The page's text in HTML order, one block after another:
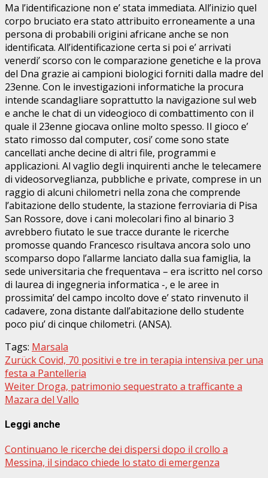
Ma l’identificazione non e’ stata immediata. All’inizio quel
corpo bruciato era stato attribuito erroneamente a una
persona di probabili origini africane anche se non
identificata. All’identificazione certa si poi e’ arrivati
venerdi’ scorso con le comparazione genetiche e la prova
del Dna grazie ai campioni biologici forniti dalla madre del
23enne. Con le investigazioni informatiche la procura
intende scandagliare soprattutto la navigazione sul web
e anche le chat di un videogioco di combattimento con il
quale il 23enne giocava online molto spesso. Il gioco e’
stato rimosso dal computer, cosi’ come sono state
cancellati anche decine di altri file, programmi e
applicazioni. Al vaglio degli inquirenti anche le telecamere
di videosorveglianza, pubbliche e private, comprese in un
raggio di alcuni chilometri nella zona che comprende
l’abitazione dello studente, la stazione ferroviaria di Pisa
San Rossore, dove i cani molecolari fino al binario 3
avrebbero fiutato le sue tracce durante le ricerche
promosse quando Francesco risultava ancora solo uno
scomparso dopo l’allarme lanciato dalla sua famiglia, la
sede universitaria che frequentava – era iscritto nel corso
di laurea di ingegneria informatica -, e le aree in
prossimita’ del campo incolto dove e’ stato rinvenuto il
cadavere, zona distante dall’abitazione dello studente
poco piu’ di cinque chilometri. (ANSA).
Tags: Marsala
Beitragsnavigation
ZurückCovid, 70 positivi e tre in terapia intensiva per una
festa a Pantelleria
Weiter Droga, patrimonio sequestrato a trafficante a
Mazara del Vallo
Leggi anche
Continuano le ricerche dei dispersi dopo il crollo a
Messina, il sindaco chiede lo stato di emergenza